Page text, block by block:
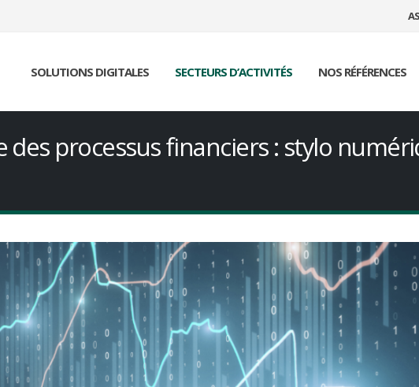
SOLUTIONS DIGITALES SECTEURS D’ACTIVITÉS NOS RÉFÉRENCES
processus financiers : stylo